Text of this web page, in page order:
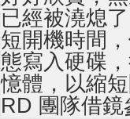
已經被澆熄
短開機時間
態寫入硬碟
憶體，以縮
RD 團隊借鏡